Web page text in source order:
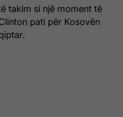
takim si një moment të
pati për Kosovën